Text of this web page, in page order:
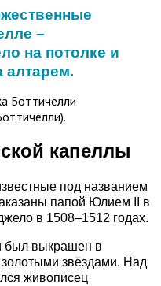
–
на потолке и
алтарем.
капеллы
под названием
папой Юлием II в
в 1508–1512 годах.
был выкрашен в
золотыми звёздами. Над
живописец